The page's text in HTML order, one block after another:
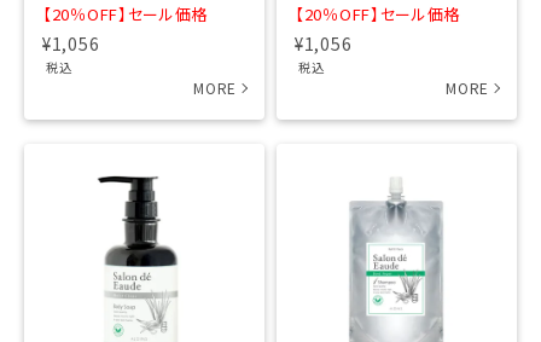
【20％OFF】セール価格
¥1,056
税込
【20％OFF】セール価格
¥1,056
税込